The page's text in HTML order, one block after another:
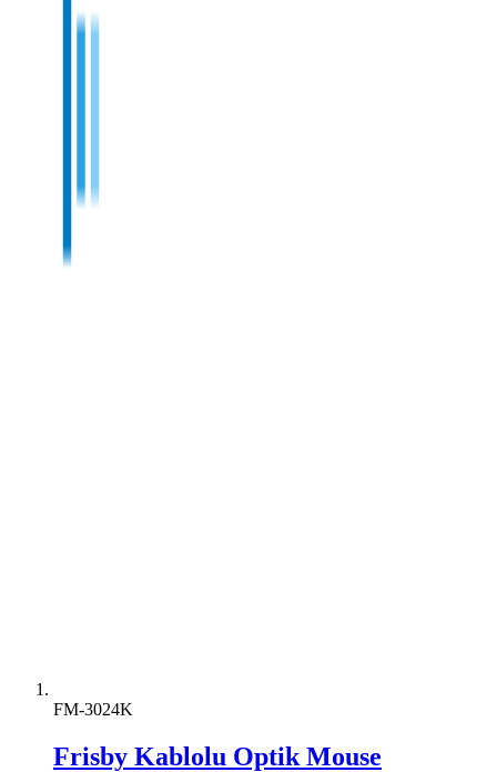
FM-3024K
Frisby Kablolu Optik Mouse